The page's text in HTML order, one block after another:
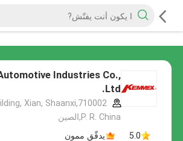
Industries Co.,
Ltd.
Xian, Shaanxi,710002
P. R. China,الصين
5.0
يدقّق ممون